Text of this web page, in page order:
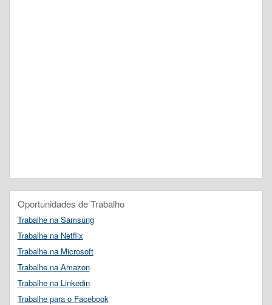
Oportunidades de Trabalho
Trabalhe na Samsung
Trabalhe na Netflix
Trabalhe na Microsoft
Trabalhe na Amazon
Trabalhe na Linkedin
Trabalhe para o Facebook